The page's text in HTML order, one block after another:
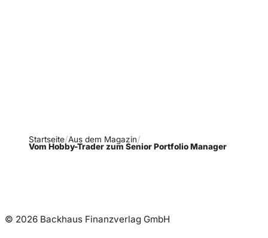
Startseite Aus dem Magazin
Vom Hobby-Trader zum Senior Portfolio Manager
© 2026 Backhaus Finanzverlag GmbH